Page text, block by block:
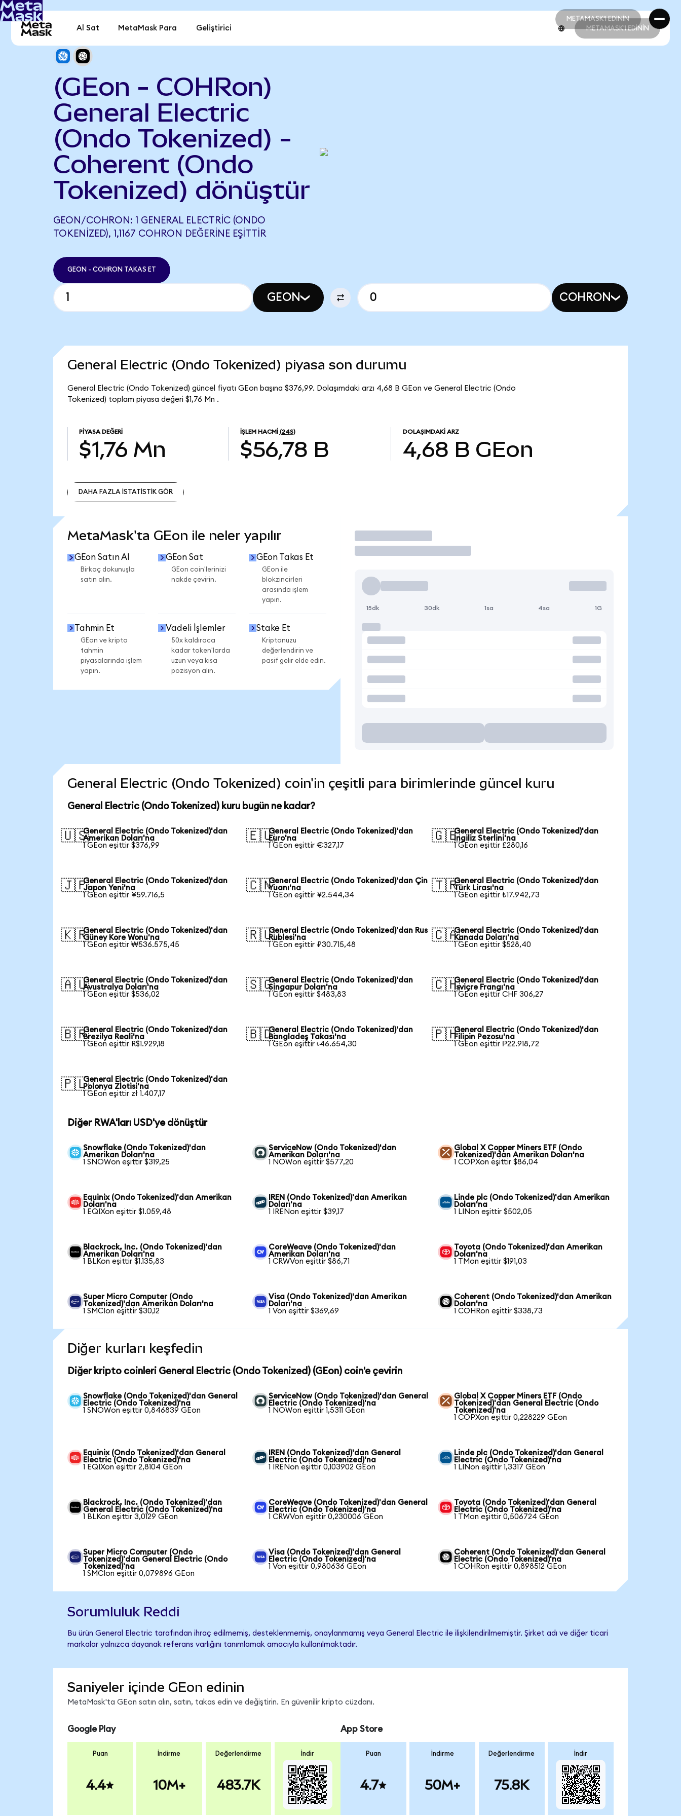
METAMASK'I EDİNİN
METAMASK'I EDİNİN
Al Sat MetaMask Para Geliştirici METAMASK'I EDİNİN
(GEon - COHRon)
General Electric
(Ondo Tokenized) -
Coherent (Ondo
Tokenized) dönüştür
GEON/COHRON: 1 GENERAL ELECTRIC (ONDO
TOKENIZED), 1,1167 COHRON DEĞERINE EŞITTIR
GEON - COHRON TAKAS ET
GEON COHRON
General Electric (Ondo Tokenized) piyasa son durumu
General Electric (Ondo Tokenized) güncel fiyatı GEon başına $376,99. Dolaşımdaki arzı 4,68 B GEon ve General Electric (Ondo
Tokenized) toplam piyasa değeri $1,76 Mn .
PIYASA DEĞERI
$1,76 Mn
İŞLEM HACMI (24S)
$56,78 B
DOLAŞIMDAKI ARZ
4,68 B GEon
DAHA FAZLA İSTATİSTİK GÖR
MetaMask'ta GEon ile neler yapılır
GEon Satın Al
Birkaç dokunuşla
satın alın.
GEon Sat
GEon coin'lerinizi
nakde çevirin.
GEon Takas Et
GEon ile
blokzincirleri
arasında işlem
yapın.
Tahmin Et
GEon ve kripto
tahmin
piyasalarında işlem
yapın.
Vadeli İşlemler
50x kaldıraca
kadar token'larda
uzun veya kısa
pozisyon alın.
Stake Et
Kriptonuzu
değerlendirin ve
pasif gelir elde edin.
İşlem Yap
15dk 30dk 1sa 4sa 1G
General Electric (Ondo Tokenized) coin'in çeşitli para birimlerinde güncel kuru
General Electric (Ondo Tokenized) kuru bugün ne kadar?
🇺🇸General Electric (Ondo Tokenized)'dan
Amerikan Doları'na
1 GEon eşittir $376,99
🇪🇺General Electric (Ondo Tokenized)'dan
Euro'na
1 GEon eşittir €327,17
🇬🇧General Electric (Ondo Tokenized)'dan
İngiliz Sterlini'na
1 GEon eşittir £280,16
🇯🇵General Electric (Ondo Tokenized)'dan
Japon Yeni'na
1 GEon eşittir ¥59.716,5
🇨🇳General Electric (Ondo Tokenized)'dan Çin
Yuanı'na
1 GEon eşittir ¥2.544,34
🇹🇷General Electric (Ondo Tokenized)'dan
Türk Lirası'na
1 GEon eşittir ₺17.942,73
🇰🇷General Electric (Ondo Tokenized)'dan
Güney Kore Wonu'na
1 GEon eşittir ₩536.575,45
🇷🇺General Electric (Ondo Tokenized)'dan Rus
Rublesi'na
1 GEon eşittir ₽30.715,48
🇨🇦General Electric (Ondo Tokenized)'dan
Kanada Doları'na
1 GEon eşittir $528,40
🇦🇺General Electric (Ondo Tokenized)'dan
Avustralya Doları'na
1 GEon eşittir $536,02
🇸🇬General Electric (Ondo Tokenized)'dan
Singapur Doları'na
1 GEon eşittir $483,83
🇨🇭General Electric (Ondo Tokenized)'dan
İsviçre Frangı'na
1 GEon eşittir CHF 306,27
🇧🇷General Electric (Ondo Tokenized)'dan
Brezilya Reali'na
1 GEon eşittir R$1.929,18
🇧🇩General Electric (Ondo Tokenized)'dan
Bangladeş Takası'na
1 GEon eşittir ৳46.654,30
🇵🇭General Electric (Ondo Tokenized)'dan
Filipin Pezosu'na
1 GEon eşittir ₱22.918,72
🇵🇱General Electric (Ondo Tokenized)'dan
Polonya Zlotisi'na
1 GEon eşittir zł 1.407,17
Diğer RWA'ları USD'ye dönüştür
Snowflake (Ondo Tokenized)'dan
Amerikan Doları'na
1 SNOWon eşittir $319,25
ServiceNow (Ondo Tokenized)'dan
Amerikan Doları'na
1 NOWon eşittir $577,20
Global X Copper Miners ETF (Ondo
Tokenized)'dan Amerikan Doları'na
1 COPXon eşittir $86,04
Equinix (Ondo Tokenized)'dan Amerikan
Doları'na
1 EQIXon eşittir $1.059,48
IREN (Ondo Tokenized)'dan Amerikan
Doları'na
1 IRENon eşittir $39,17
Linde plc (Ondo Tokenized)'dan Amerikan
Doları'na
1 LINon eşittir $502,05
Blackrock, Inc. (Ondo Tokenized)'dan
Amerikan Doları'na
1 BLKon eşittir $1.135,83
CoreWeave (Ondo Tokenized)'dan
Amerikan Doları'na
1 CRWVon eşittir $86,71
Toyota (Ondo Tokenized)'dan Amerikan
Doları'na
1 TMon eşittir $191,03
Super Micro Computer (Ondo
Tokenized)'dan Amerikan Doları'na
1 SMCIon eşittir $30,12
Visa (Ondo Tokenized)'dan Amerikan
Doları'na
1 Von eşittir $369,69
Coherent (Ondo Tokenized)'dan Amerikan
Doları'na
1 COHRon eşittir $338,73
Diğer kurları keşfedin
Diğer kripto coinleri General Electric (Ondo Tokenized) (GEon) coin'e çevirin
Snowflake (Ondo Tokenized)'dan General
Electric (Ondo Tokenized)'na
1 SNOWon eşittir 0,846839 GEon
ServiceNow (Ondo Tokenized)'dan General
Electric (Ondo Tokenized)'na
1 NOWon eşittir 1,5311 GEon
Global X Copper Miners ETF (Ondo
Tokenized)'dan General Electric (Ondo
Tokenized)'na
1 COPXon eşittir 0,228229 GEon
Equinix (Ondo Tokenized)'dan General
Electric (Ondo Tokenized)'na
1 EQIXon eşittir 2,8104 GEon
IREN (Ondo Tokenized)'dan General
Electric (Ondo Tokenized)'na
1 IRENon eşittir 0,103902 GEon
Linde plc (Ondo Tokenized)'dan General
Electric (Ondo Tokenized)'na
1 LINon eşittir 1,3317 GEon
Blackrock, Inc. (Ondo Tokenized)'dan
General Electric (Ondo Tokenized)'na
1 BLKon eşittir 3,0129 GEon
CoreWeave (Ondo Tokenized)'dan General
Electric (Ondo Tokenized)'na
1 CRWVon eşittir 0,230006 GEon
Toyota (Ondo Tokenized)'dan General
Electric (Ondo Tokenized)'na
1 TMon eşittir 0,506724 GEon
Super Micro Computer (Ondo
Tokenized)'dan General Electric (Ondo
Tokenized)'na
1 SMCIon eşittir 0,079896 GEon
Visa (Ondo Tokenized)'dan General
Electric (Ondo Tokenized)'na
1 Von eşittir 0,980636 GEon
Coherent (Ondo Tokenized)'dan General
Electric (Ondo Tokenized)'na
1 COHRon eşittir 0,898512 GEon
Sorumluluk Reddi
Bu ürün General Electric tarafından ihraç edilmemiş, desteklenmemiş, onaylanmamış veya General Electric ile ilişkilendirilmemiştir. Şirket adı ve diğer ticari
markalar yalnızca dayanak referans varlığını tanımlamak amacıyla kullanılmaktadır.
Saniyeler içinde GEon edinin
MetaMask'ta GEon satın alın, satın, takas edin ve değiştirin. En güvenilir kripto cüzdanı.
Google Play
Puan
4.4
İndirme
10M+
Değerlendirme
483.7K
İndir
App Store
Puan
4.7
İndirme
50M+
Değerlendirme
75.8K
İndir